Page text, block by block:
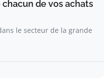
de vos achats
le secteur de la grande